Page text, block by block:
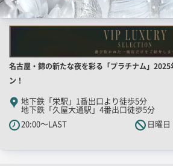
店
舗
PR
キ
ャ
チ
名古屋・錦の新たな夜を彩る「プラチナム」
ン！
地下鉄「栄駅」1番出口より徒歩5分
地下鉄「久屋大通駅」4番出口徒歩5分
20:00～LAST
日曜日